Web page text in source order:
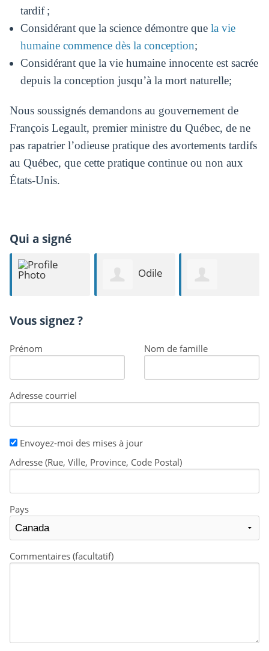
tardif ;
Considérant que la science démontre que la vie
humaine commence dès la conception;
Considérant que la vie humaine innocente est sacrée
depuis la conception jusqu’à la mort naturelle;
Nous soussignés demandons au gouvernement de
François Legault, premier ministre du Québec, de ne
pas rapatrier l’odieuse pratique des avortements tardifs
au Québec, que cette pratique continue ou non aux
États-Unis.
Qui a signé
Odile
Mbianga
Vous signez ?
Prénom Nom de famille
Adresse courriel
Envoyez-moi des mises à jour
Adresse (Rue, Ville, Province, Code Postal)
Pays
Commentaires (facultatif)